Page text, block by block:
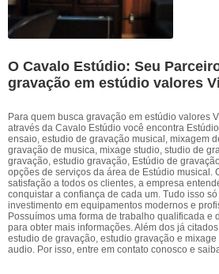
O Cavalo Estúdio: Seu
gravação em estúdio valores
Para quem busca gravação em estúdio valores
através da Cavalo Estúdio você encontra
ensaio, estudio de gravação musical, mixagem
gravação de musica, mixage studio, studio de
gravação, estudio gravação, Estúdio de
opções de serviços da área de Estúdio musical.
satisfação a todos os clientes, a empresa
conquistar a confiança de cada um. Tudo isso
investimento em equipamentos modernos e
Possuímos uma forma de trabalho qualificada e
para obter mais informações. Além dos já
estudio de gravação, estudio gravação e
audio. Por isso, entre em contato conosco e